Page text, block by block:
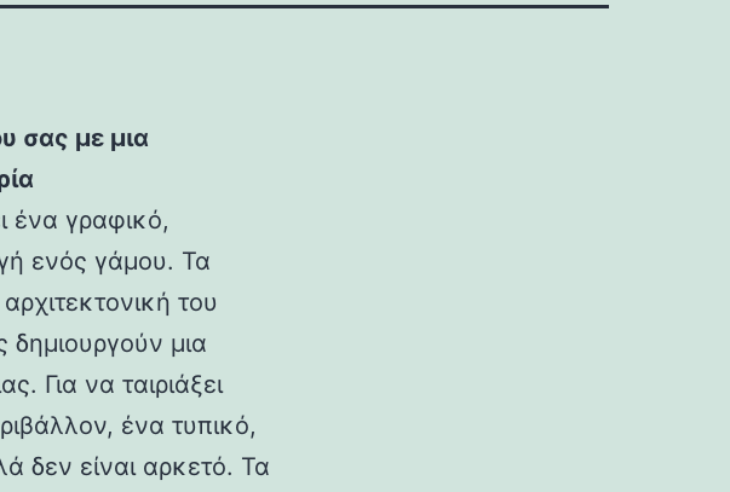
σας με μια
ένα γραφικό,
ενός γάμου. Τα
του
δημιουργούν μια
Για να ταιριάξει
ένα τυπικό,
δεν είναι αρκετό. Τα